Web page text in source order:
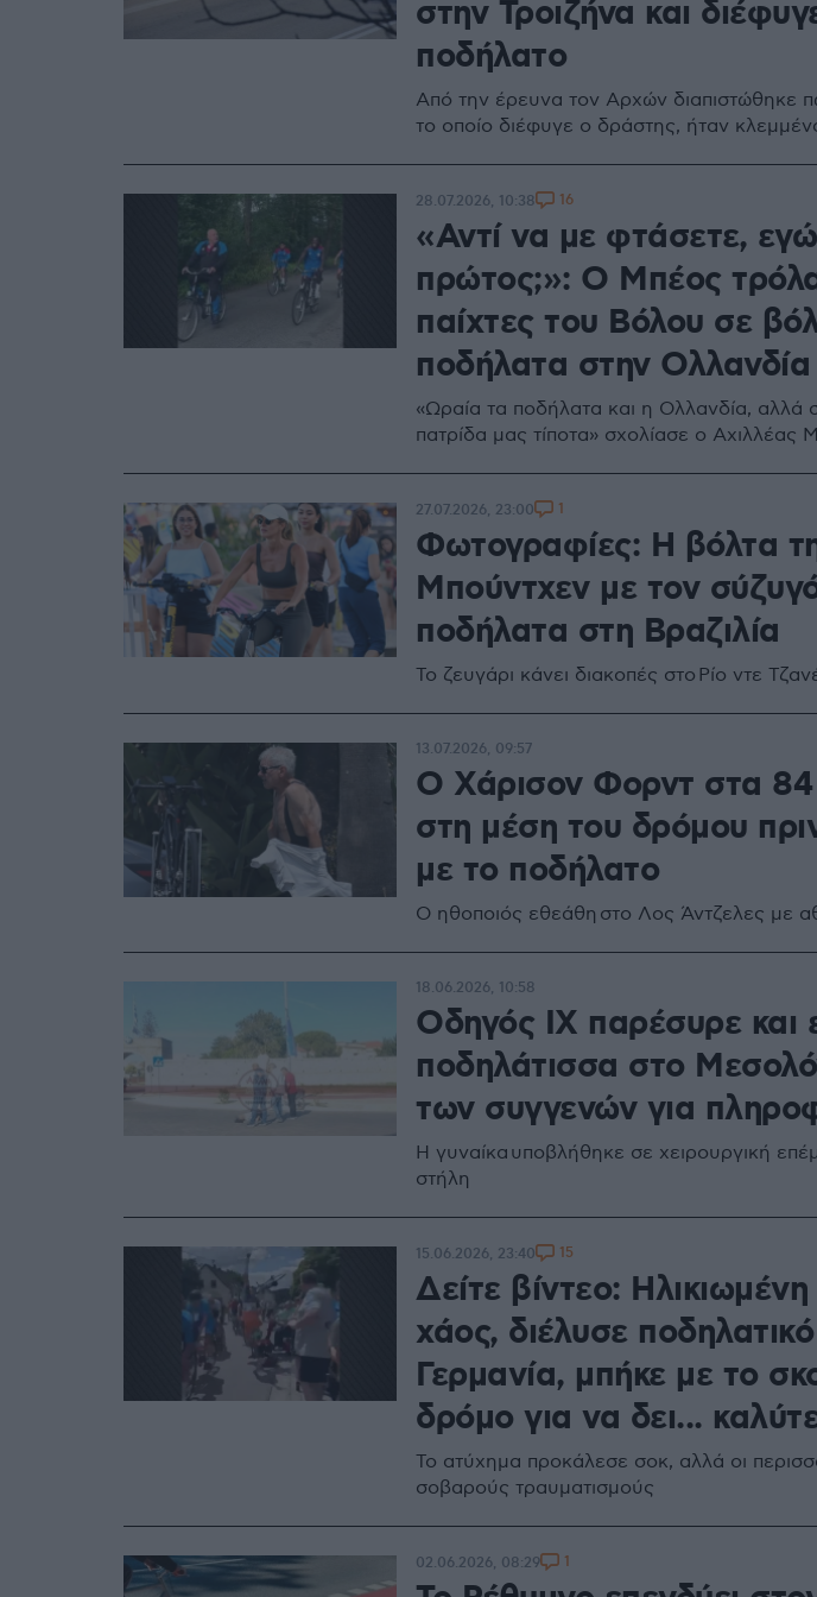
στην Τροιζήνα και
ποδήλατο
Από την έρευνα τον Αρχών διαπιστώθηκε
το οποίο διέφυγε ο δράστης, ήταν
«Αντί να με φτάσετε,
πρώτος;»: Ο Μπέος
παίχτες του Βόλου σε
ποδήλατα στην Ολλανδία
«Ωραία τα ποδήλατα και η Ολλανδία, αλλά
πατρίδα μας τίποτα» σχολίασε ο Αχιλλέας
28.07.2026, 10:38 16
Φωτογραφίες: Η βόλτα
Μπούντχεν με τον
ποδήλατα στη Βραζιλία
Το ζευγάρι κάνει διακοπές στο Ρίο ντε
27.07.2026, 23:00 1
O Χάρισον Φορντ στα
στη μέση του δρόμου
με το ποδήλατο
Ο ηθοποιός εθεάθη στο Λος Άντζελες με
13.07.2026, 09:57
Οδηγός ΙΧ παρέσυρε και
ποδηλάτισσα στο
των συγγενών για
Η γυναίκα υποβλήθηκε σε χειρουργική
στήλη
18.06.2026, 10:58
Δείτε βίντεο:
χάος, διέλυσε
Γερμανία, μπήκε με το
δρόμο για να δει...
Το ατύχημα προκάλεσε σοκ, αλλά οι
σοβαρούς τραυματισμούς
15.06.2026, 23:40 15
02.06.2026, 08:29 1